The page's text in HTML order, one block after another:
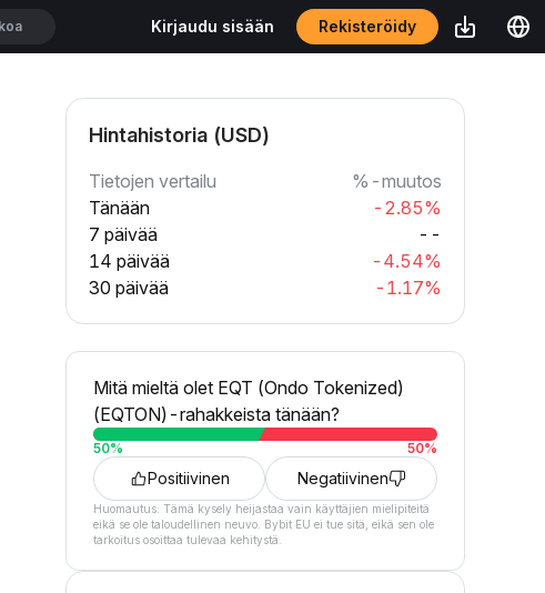
Kirjaudu sisään Rekisteröidy
Hintahistoria (USD)
Tietojen vertailu
%-muutos
Tänään
-2.85%
7 päivää
--
14 päivää
-4.54%
30 päivää
-1.17%
Mitä mieltä olet EQT (Ondo Tokenized)
(EQTON)-rahakkeista tänään?
50% 50%
Positiivinen Negatiivinen
Huomautus: Tämä kysely heijastaa vain käyttäjien mielipiteitä
eikä se ole taloudellinen neuvo. Bybit EU ei tue sitä, eikä sen ole
tarkoitus osoittaa tulevaa kehitystä.